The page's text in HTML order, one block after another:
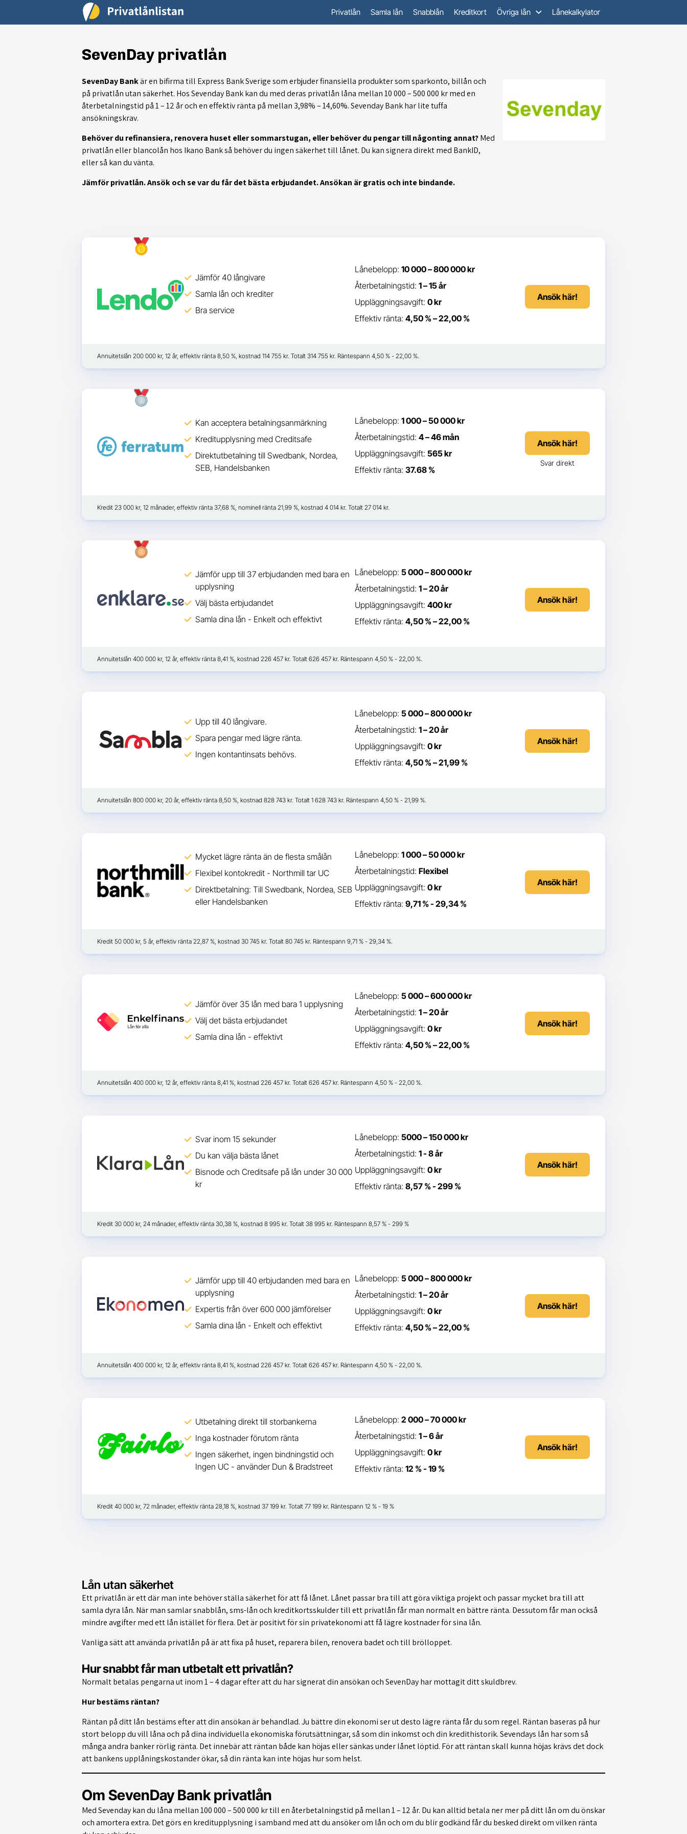
Privatlån Samla lån Snabblån Kreditkort Övriga lån Lånekalkylator
SevenDay privatlån
SevenDay Bankär en bifirma till Express Bank Sverige som erbjuder finansiella produkter som sparkonto, billån och
på privatlån utan säkerhet. Hos Sevenday Bank kan du med deras privatlån låna mellan 10 000 – 500 000 kr med en
återbetalningstid på 1 – 12 år och en effektiv ränta på mellan 3,98% – 14,60%. Sevenday Bank har lite tuffa
ansökningskrav.
Behöver du refinansiera, renovera huset eller sommarstugan, eller behöver du pengar till någonting annat?Med
privatlån eller blancolån hos Ikano Bank så behöver du ingen säkerhet till lånet. Du kan signera direkt med BankID,
eller så kan du vänta.
Jämför privatlån. Ansök och se var du får det bästa erbjudandet. Ansökan är gratis och inte bindande.
Jämför 40 långivare
Samla lån och krediter
Bra service
Lånebelopp: 10 000 – 800 000 kr
Återbetalningstid: 1 – 15 år
Uppläggningsavgift: 0 kr
Effektiv ränta: 4,50 % – 22,00 %
Ansök här!
Annuitetslån 200 000 kr, 12 år, effektiv ränta 8,50 %, kostnad 114 755 kr. Totalt 314 755 kr. Räntespann 4,50 % - 22,00 %.
Kan acceptera betalningsanmärkning
Kreditupplysning med Creditsafe
Direktutbetalning till Swedbank, Nordea,
SEB, Handelsbanken
Lånebelopp: 1 000 – 50 000 kr
Återbetalningstid: 4 – 46 mån
Uppläggningsavgift: 565 kr
Effektiv ränta: 37.68 %
Ansök här!
Svar direkt
Kredit 23 000 kr, 12 månader, effektiv ränta 37,68 %, nominell ränta 21,99 %, kostnad 4 014 kr. Totalt 27 014 kr.
Jämför upp till 37 erbjudanden med bara en
upplysning
Välj bästa erbjudandet
Samla dina lån - Enkelt och effektivt
Lånebelopp: 5 000 – 800 000 kr
Återbetalningstid: 1 – 20 år
Uppläggningsavgift: 400 kr
Effektiv ränta: 4,50 % – 22,00 %
Ansök här!
Annuitetslån 400 000 kr, 12 år, effektiv ränta 8,41 %, kostnad 226 457 kr. Totalt 626 457 kr. Räntespann 4,50 % - 22,00 %.
Upp till 40 långivare.
Spara pengar med lägre ränta.
Ingen kontantinsats behövs.
Lånebelopp: 5 000 – 800 000 kr
Återbetalningstid: 1 – 20 år
Uppläggningsavgift: 0 kr
Effektiv ränta: 4,50 % – 21,99 %
Ansök här!
Annuitetslån 800 000 kr, 20 år, effektiv ränta 8,50 %, kostnad 828 743 kr. Totalt 1 628 743 kr. Räntespann 4,50 % - 21,99 %.
Mycket lägre ränta än de flesta smålån
Flexibel kontokredit - Northmill tar UC
Direktbetalning: Till Swedbank, Nordea, SEB
eller Handelsbanken
Lånebelopp: 1 000 – 50 000 kr
Återbetalningstid: Flexibel
Uppläggningsavgift: 0 kr
Effektiv ränta: 9,71 % - 29,34 %
Ansök här!
Kredit 50 000 kr, 5 år, effektiv ränta 22,87 %, kostnad 30 745 kr. Totalt 80 745 kr. Räntespann 9,71 % - 29,34 %.
Jämför över 35 lån med bara 1 upplysning
Välj det bästa erbjudandet
Samla dina lån - effektivt
Lånebelopp: 5 000 – 600 000 kr
Återbetalningstid: 1 – 20 år
Uppläggningsavgift: 0 kr
Effektiv ränta: 4,50 % – 22,00 %
Ansök här!
Annuitetslån 400 000 kr, 12 år, effektiv ränta 8,41 %, kostnad 226 457 kr. Totalt 626 457 kr. Räntespann 4,50 % - 22,00 %.
Svar inom 15 sekunder
Du kan välja bästa lånet
Bisnode och Creditsafe på lån under 30 000
kr
Lånebelopp: 5000 – 150 000 kr
Återbetalningstid: 1 - 8 år
Uppläggningsavgift: 0 kr
Effektiv ränta: 8,57 % - 299 %
Ansök här!
Kredit 30 000 kr, 24 månader, effektiv ränta 30,38 %, kostnad 8 995 kr. Totalt 38 995 kr. Räntespann 8,57 % - 299 %
Jämför upp till 40 erbjudanden med bara en
upplysning
Expertis från över 600 000 jämförelser
Samla dina lån - Enkelt och effektivt
Lånebelopp: 5 000 – 800 000 kr
Återbetalningstid: 1 – 20 år
Uppläggningsavgift: 0 kr
Effektiv ränta: 4,50 % – 22,00 %
Ansök här!
Annuitetslån 400 000 kr, 12 år, effektiv ränta 8,41 %, kostnad 226 457 kr. Totalt 626 457 kr. Räntespann 4,50 % - 22,00 %.
Utbetalning direkt till storbankerna
Inga kostnader förutom ränta
Ingen säkerhet, ingen bindningstid och
Ingen UC - använder Dun & Bradstreet
Lånebelopp: 2 000 – 70 000 kr
Återbetalningstid: 1 – 6 år
Uppläggningsavgift: 0 kr
Effektiv ränta: 12 % - 19 %
Ansök här!
Kredit 40 000 kr, 72 månader, effektiv ränta 28,18 %, kostnad 37 199 kr. Totalt 77 199 kr. Räntespann 12 % - 19 %
Lån utan säkerhet
Ett privatlån är ett där man inte behöver ställa säkerhet för att få lånet. Lånet passar bra till att göra viktiga projekt och passar mycket bra till att
samla dyra lån. När man samlar snabblån, sms-lån och kreditkortsskulder till ett privatlån får man normalt en bättre ränta. Dessutom får man också
mindre avgifter med ett lån istället för flera. Det är positivt för sin privatekonomi att få lägre kostnader för sina lån.
Vanliga sätt att använda privatlån på är att fixa på huset, reparera bilen, renovera badet och till brölloppet.
Hur snabbt får man utbetalt ett privatlån?
Normalt betalas pengarna ut inom 1 – 4 dagar efter att du har signerat din ansökan och SevenDay har mottagit ditt skuldbrev.
Hur bestäms räntan?
Räntan på ditt lån bestäms efter att din ansökan är behandlad. Ju bättre din ekonomi ser ut desto lägre ränta får du som regel. Räntan baseras på hur
stort belopp du vill låna och på dina individuella ekonomiska förutsättningar, så som din inkomst och din kredithistorik. Sevendays lån har som så
många andra banker rörlig ränta. Det innebär att räntan både kan höjas eller sänkas under lånet löptid. För att räntan skall kunna höjas krävs det dock
att bankens upplåningskostander ökar, så din ränta kan inte höjas hur som helst.
Om SevenDay Bank privatlån
Med Sevenday kan du låna mellan 100 000 – 500 000 kr till en återbetalningstid på mellan 1 – 12 år. Du kan alltid betala ner mer på ditt lån om du önskar
och amortera extra. Det görs en kreditupplysning i samband med att du ansöker om lån och om du blir godkänd får du besked direkt om vilken ränta